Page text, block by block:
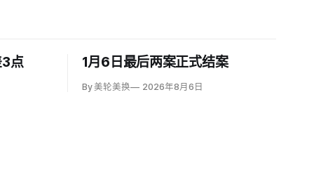
点 1月6日最后两案正式结案
By 美轮美换 2026年8月6日